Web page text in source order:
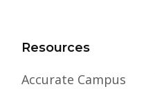
Resources
Accurate Campus